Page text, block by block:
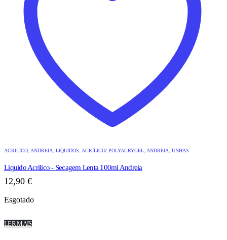
ACRILICO ANDREIA LIQUIDOS ACRILICO/ POLYACRYGEL ANDREIA UNHAS
Liquido Acrilico - Secagem Lenta 100ml Andreia
12,90 €
Esgotado
LER MAIS